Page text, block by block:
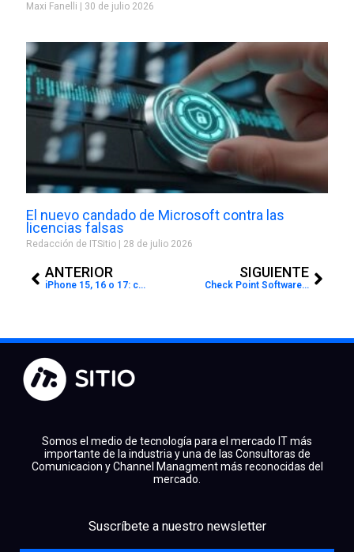
Maxi Fanelli 30 de julio 2026
El nuevo candado de Microsoft contra las
licencias falsas
Redacción de ITSitio 28 de julio 2026
ANTERIOR
iPhone 15, 16 o 17: cuál conviene comprar en 2026
SIGUIENTE
Check Point Software apuesta por la microsegmentación de Illumio para detener ataques impulsados por IA
Somos el medio de tecnología para el mercado IT más
importante de la industria y una de las Consultoras de
Comunicacion y Channel Managment más reconocidas del
mercado.
Suscríbete a nuestro newsletter
linkedinyoutubeinstagram
spotify